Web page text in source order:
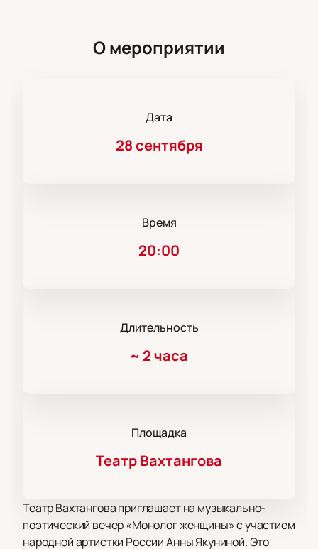
О мероприятии
Дата
28 сентября
Время
20:00
Длительность
~ 2 часа
Площадка
Театр Вахтангова
Театр Вахтангова приглашает на музыкально-
поэтический вечер «Монолог женщины» с участием
народной артистки России Анны Якуниной. Это